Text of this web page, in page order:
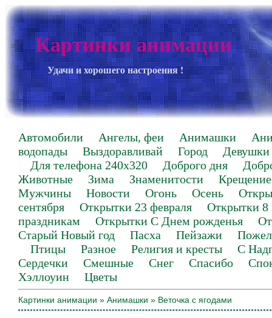
Картинки анимации
Удачи и хорошего настроения !
Автомобили Ангелы, феи Анимашки
водопады
Выздоравливай Город
Девушки
Для телефона 240х320
Доброго дня
Животные
Зима Знаменитости
Крещение
Мужчины
Новости Огонь Осень
сентября
Открытки 23 февраля
Открытки 8
праздникам
Открытки С Днем рожденья
Старый Новый год
Пасха Пейзажи
Птицы
Разное Религия и кресты
С
Сердечки
Смешные Снег Спасибо
Хэллоуин
Цветы
Картинки анимации » Анимашки » Веточка с ягодами